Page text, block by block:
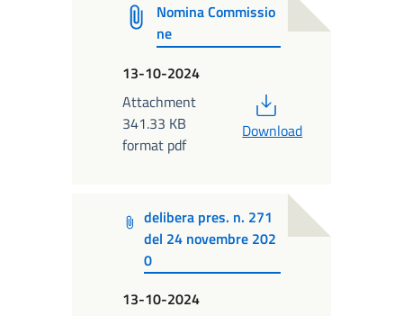
Nomina Commissio
ne
13-10-2024
Attachment
341.33 KB
format pdf
Download
delibera pres. n. 271
del 24 novembre 202
0
13-10-2024